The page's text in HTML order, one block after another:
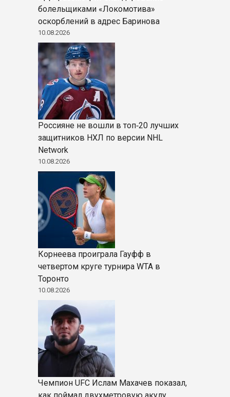
болельщиками «Локомотива»
оскорблений в адрес Баринова
10.08.2026
Россияне не вошли в топ‑20 лучших
защитников НХЛ по версии NHL
Network
10.08.2026
Корнеева проиграла Гауфф в
четвертом круге турнира WTA в
Торонто
10.08.2026
Чемпион UFC Ислам Махачев показал,